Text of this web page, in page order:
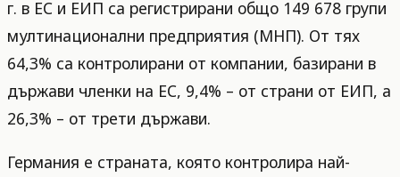
г. в ЕС и ЕИП са регистрирани общо 149 678 групи
мултинационални предприятия (МНП). От тях
64,3% са контролирани от компании, базирани в
държави членки на ЕС, 9,4% – от страни от ЕИП, а
26,3% – от трети държави.
Германия е страната, която контролира най-